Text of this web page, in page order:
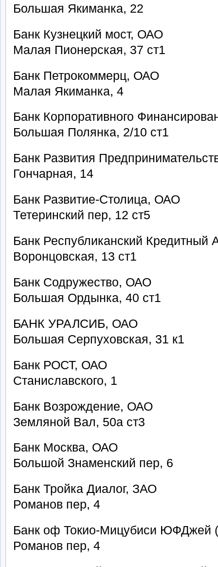
Большая Якиманка, 22
Банк Кузнецкий мост, ОАО
Малая Пионерская, 37 ст1
Банк Петрокоммерц, ОАО
Малая Якиманка, 4
Банк Корпоративного
Большая Полянка, 2/10 ст1
Банк Развития
Гончарная, 14
Банк Развитие-Столица, ОАО
Тетеринский пер, 12 ст5
Банк Республиканский
Воронцовская, 13 ст1
Банк Содружество, ОАО
Большая Ордынка, 40 ст1
БАНК УРАЛСИБ, ОАО
Большая Серпуховская, 31 к1
Банк РОСТ, ОАО
Станиславского, 1
Банк Возрождение, ОАО
Земляной Вал, 50а ст3
Банк Москва, ОАО
Большой Знаменский пер, 6
Банк Тройка Диалог, ЗАО
Романов пер, 4
Банк оф Токио-Мицубиси ЮФДжей
Романов пер, 4